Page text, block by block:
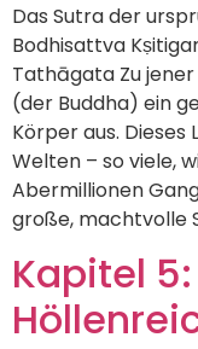
Das Sutra der
Bodhisattva
Tathāgata Zu
(der Buddha) ein
Körper aus.
Welten – so viele,
Abermillionen
große, machtvolle
Kapitel